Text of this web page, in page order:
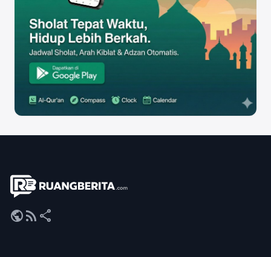
publicrss_feed share